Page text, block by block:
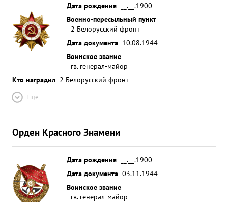
Дата рождения
__.__.1900
Военно-пересыльный пункт
2 Белорусский фронт
Дата документа 10.08.1944
Воинское звание
гв. генерал-майор
Кто наградил 2 Белорусский фронт
Ещё
Орден Красного Знамени
Дата рождения
__.__.1900
Дата документа 03.11.1944
Воинское звание
гв. генерал-майор